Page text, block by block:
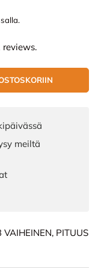
reviews.
meiltä
PITUUS